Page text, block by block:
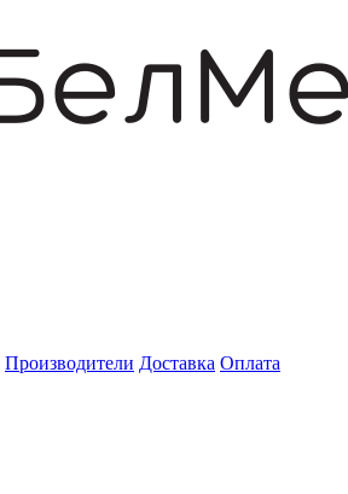
Производители Доставка Оплата